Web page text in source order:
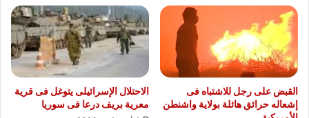
القبض على رجل للاشتباه فى
إشعاله حرائق هائلة بولاية واشنطن
الاحتلال الإسرائيلى يتوغل فى قرية
معرية بريف درعا فى سوريا